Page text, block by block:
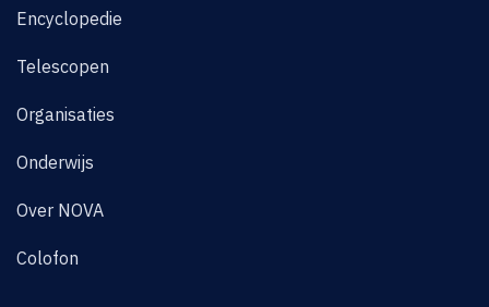
Encyclopedie
Telescopen
Organisaties
Onderwijs
Over NOVA
Colofon